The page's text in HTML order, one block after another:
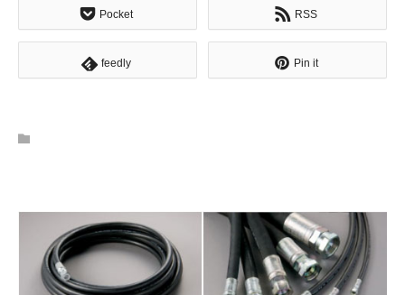
Pocket RSS
feedly Pin it